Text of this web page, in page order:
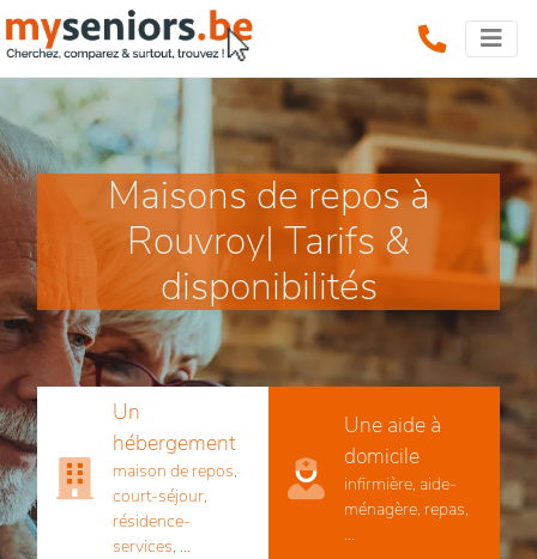
Maisons de repos à
Rouvroy| Tarifs &
disponibilités
Un
hébergement
maison de repos,
court-séjour,
résidence-
services, ...
Une aide à
domicile
infirmière, aide-
ménagère, repas,
...